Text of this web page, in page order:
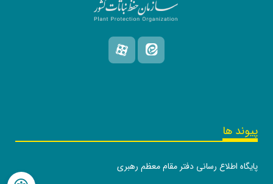
پیوند ها
پایگاه اطلاع رسانی دفتر مقام معظم رهبری